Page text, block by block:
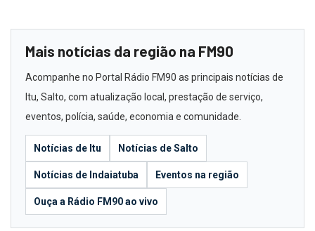
Mais notícias da região na FM90
Acompanhe no Portal Rádio FM90 as principais notícias de
Itu, Salto, com atualização local, prestação de serviço,
eventos, polícia, saúde, economia e comunidade.
Notícias de Itu Notícias de Salto
Notícias de Indaiatuba Eventos na região
Ouça a Rádio FM90 ao vivo